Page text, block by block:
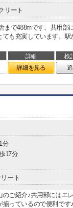
リート
まで488mです。共用部
も充実しています。駅
詳細
検
詳細を見る
分
17分
ート
ご紹介♪共用部にはエ
っているので便利です